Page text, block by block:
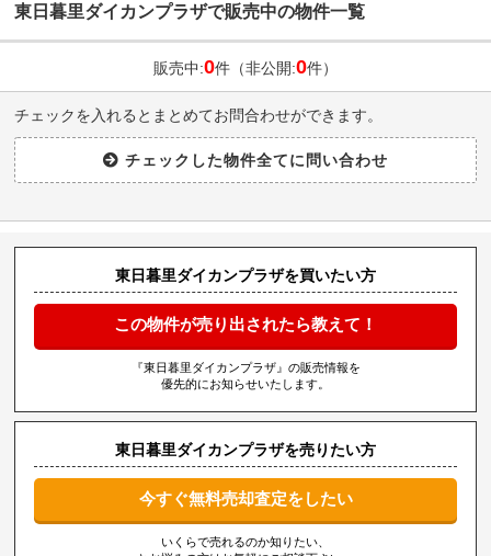
東日暮里ダイカンプラザで販売中の物件一覧
販売中:0件（非公開:0件）
チェックを入れるとまとめてお問合わせができます。
東日暮里ダイカンプラザを買いたい方
この物件が売り出されたら教えて！
『東日暮里ダイカンプラザ』の販売情報を
優先的にお知らせいたします。
東日暮里ダイカンプラザを売りたい方
今すぐ無料売却査定をしたい
いくらで売れるのか知りたい、